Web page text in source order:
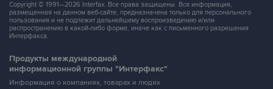
Copyright © 1991—2026 Interfax. Все права защищены. Вся информация,
размещенная на данном веб-сайте, предназначена только для персонального
пользования и не подлежит дальнейшему воспроизведению и/или
распространению в какой-либо форме, иначе как с письменного разрешения
Интерфакса.
Продукты международной
информационной группы "Интерфакс"
Информация о компаниях, товарах и людях